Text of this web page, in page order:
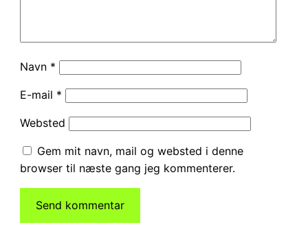
Navn *
E-mail *
Websted
Gem mit navn, mail og websted i denne
browser til næste gang jeg kommenterer.